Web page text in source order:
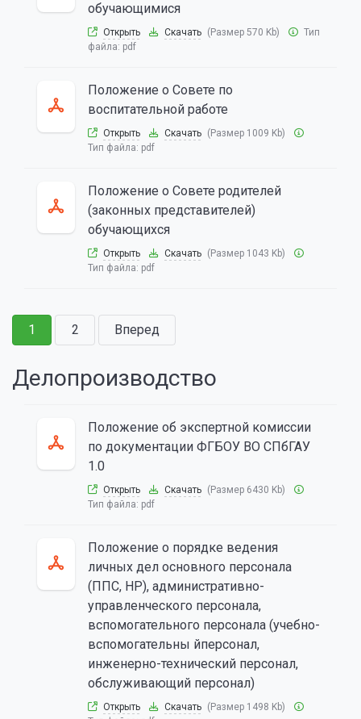
обучающимися
Открыть Скачать (Размер 570 Kb)
Тип
файла: pdf
Положение о Совете по
воспитательной работе
Открыть Скачать (Размер 1009 Kb)
Тип файла: pdf
Положение о Совете родителей
(законных представителей)
обучающихся
Открыть Скачать (Размер 1043 Kb)
Тип файла: pdf
1 2 Вперед
Делопроизводство
Положение об экспертной комиссии
по документации ФГБОУ ВО СПбГАУ
1.0
Открыть Скачать (Размер 6430 Kb)
Тип файла: pdf
Положение о порядке ведения
личных дел основного персонала
(ППС, НР), административно-
управленческого персонала,
вспомогательного персонала (учебно-
вспомогательны йперсонал,
инженерно-технический персонал,
обслуживающий персонал)
Открыть Скачать (Размер 1498 Kb)